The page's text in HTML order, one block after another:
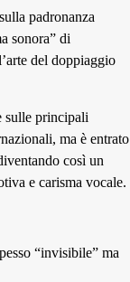
padronanza
sonora” di
del doppiaggio
sulle principali
ma è entrato
così un
e carisma vocale.
“invisibile” ma